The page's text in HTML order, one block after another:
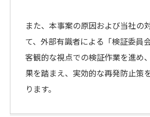
また、本事案の原因および当社の
て、外部有識者による「検証委員
客観的な視点での検証作業を進め
果を踏まえ、実効的な再発防止策
ります。